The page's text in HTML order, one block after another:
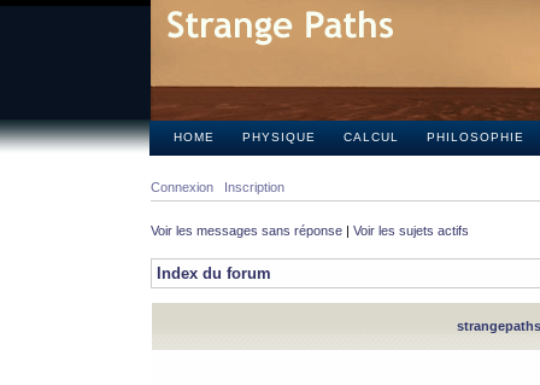
HOME PHYSIQUE CALCUL PHILOSOPHIE
Connexion Inscription
Voir les messages sans réponse | Voir les sujets actifs
Index du forum